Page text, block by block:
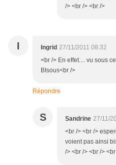
/> <br /> <br />
I Ingrid 27/11/2011 08:32
<br /> En effet.... vu sous
BIsous<br />
Répondre
S Sandrine 27/11/
<br /> <br />
voient pas ainsi
/> <br /> <br />